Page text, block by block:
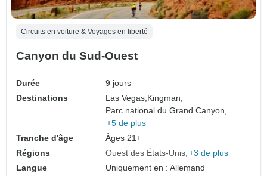
Circuits en voiture & Voyages en liberté
Canyon du Sud-Ouest
Durée
9 jours
Destinations
Las Vegas, Kingman,
Parc national du Grand Canyon,
+5 de plus
Tranche d'âge
Âges 21+
Régions
Ouest des États-Unis +3 de plus
Langue
Uniquement en : Allemand